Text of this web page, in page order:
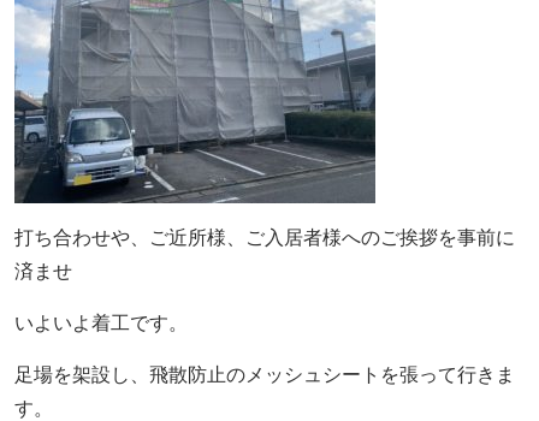
打ち合わせや、ご近所様、ご入居者様へのご挨拶を事前に
済ませ
いよいよ着工です。
足場を架設し、飛散防止のメッシュシートを張って行きま
す。